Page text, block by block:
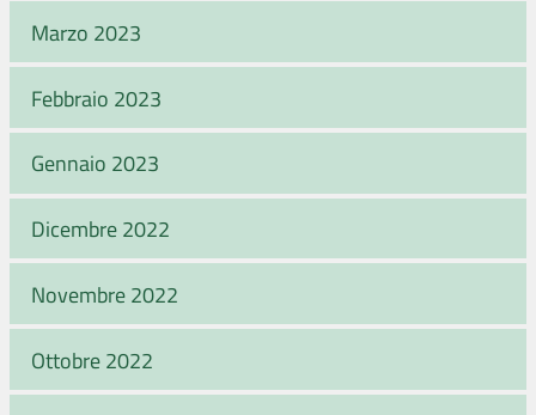
Marzo 2023
Febbraio 2023
Gennaio 2023
Dicembre 2022
Novembre 2022
Ottobre 2022